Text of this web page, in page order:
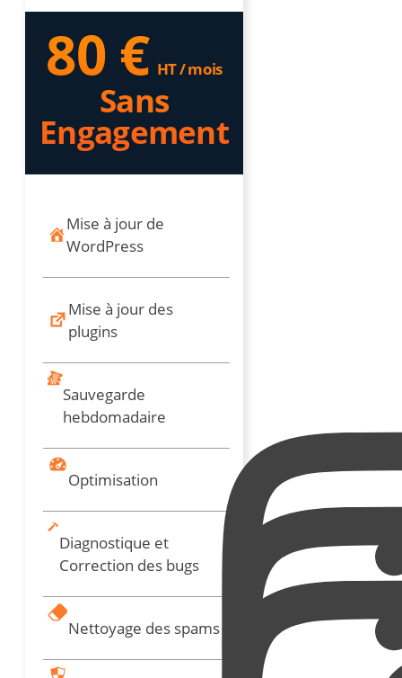
80 € HT / mois
Sans
Engagement
Mise à jour de
WordPress
Mise à jour des
plugins
Sauvegarde
hebdomadaire
Optimisation
Diagnostique et
Correction des bugs
Nettoyage des spams